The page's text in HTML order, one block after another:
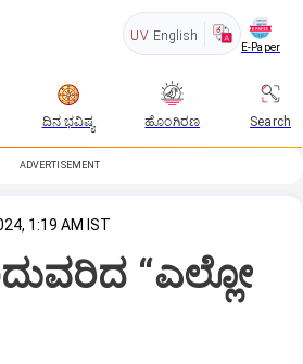
UV English
E-Paper
ದಿನ ಭವಿಷ್ಯ ಹೊಂಗಿರಣ Search
ADVERTISEMENT
1:19 AM IST
“ಎಲ್ಲೋ